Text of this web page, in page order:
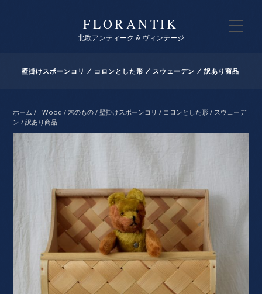
FLORANTIK
北欧アンティーク & ヴィンテージ
壁掛けスポーンコリ / コロンとした形 / スウェーデン / 訳あり商品
ホーム /- Wood / 木のもの / 壁掛けスポーンコリ / コロンとした形 / スウェーデ
ン / 訳あり商品